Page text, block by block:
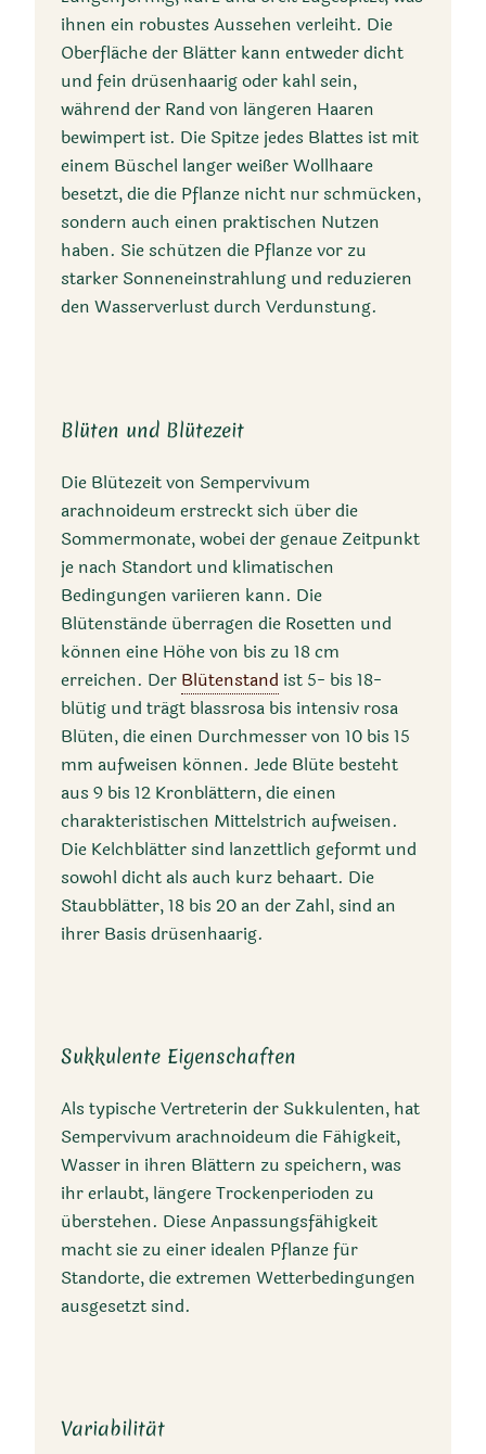
Sommer mit blassrosa bis
intensiv rosa Blüten und ist
sehr trockenheitstolerant.
Trivialnamen
Cobweb House-leek,
Cobweb Hen and Chick,
Cobweb Sedum, Spider
Web Hens and Chicks
Synonyme
Sedum arachnoideum,
Sempervivum
sanguineum,
Sempervivum doellianum,
Sempervivum
Lebensraum
Felsen, Felsschutt,
Weiden, Wiesen
ihnen ein robustes Aussehen verleiht. Die
Oberfläche der Blätter kann entweder dicht
und fein drüsenhaarig oder kahl sein,
während der Rand von längeren Haaren
bewimpert ist. Die Spitze jedes Blattes ist mit
einem Büschel langer weißer Wollhaare
besetzt, die die Pflanze nicht nur schmücken,
sondern auch einen praktischen Nutzen
haben. Sie schützen die Pflanze vor zu
starker Sonneneinstrahlung und reduzieren
den Wasserverlust durch Verdunstung.
Blüten und Blütezeit
Die Blütezeit von Sempervivum
arachnoideum erstreckt sich über die
Sommermonate, wobei der genaue Zeitpunkt
je nach Standort und klimatischen
Bedingungen variieren kann. Die
Blütenstände überragen die Rosetten und
können eine Höhe von bis zu 18 cm
erreichen. Der Blütenstand ist 5- bis 18-
blütig und trägt blassrosa bis intensiv rosa
Blüten, die einen Durchmesser von 10 bis 15
mm aufweisen können. Jede Blüte besteht
aus 9 bis 12 Kronblättern, die einen
charakteristischen Mittelstrich aufweisen.
Die Kelchblätter sind lanzettlich geformt und
sowohl dicht als auch kurz behaart. Die
Staubblätter, 18 bis 20 an der Zahl, sind an
ihrer Basis drüsenhaarig.
Sukkulente Eigenschaften
Als typische Vertreterin der Sukkulenten, hat
Sempervivum arachnoideum die Fähigkeit,
Wasser in ihren Blättern zu speichern, was
ihr erlaubt, längere Trockenperioden zu
überstehen. Diese Anpassungsfähigkeit
macht sie zu einer idealen Pflanze für
Standorte, die extremen Wetterbedingungen
ausgesetzt sind.
Variabilität